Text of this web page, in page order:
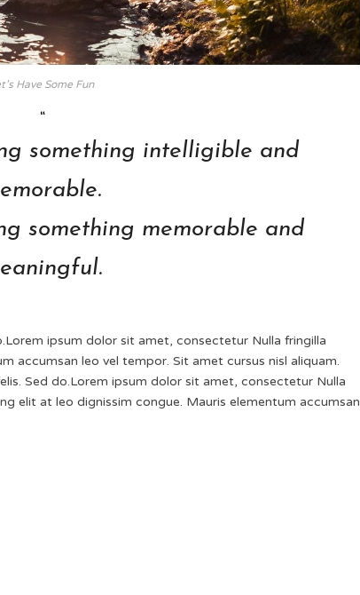
Have Some Fun
something intelligible and
something memorable and
ipsum dolor sit amet, consectetur Nulla fringilla
accumsan leo vel tempor. Sit amet cursus nisl aliquam.
Sed do.Lorem ipsum dolor sit amet, consectetur Nulla
elit at leo dignissim congue. Mauris elementum accumsan